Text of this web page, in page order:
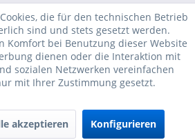
die für den technischen Betrieb
sind und stets gesetzt werden.
Komfort bei Benutzung dieser Website
dienen oder die Interaktion mit
sozialen Netzwerken vereinfachen
mit Ihrer Zustimmung gesetzt.
akzeptieren Konfigurieren